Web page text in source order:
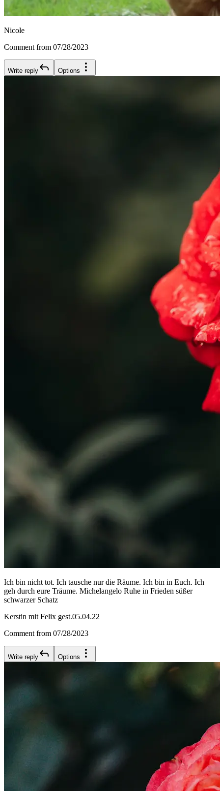
Nicole
Comment from 07/28/2023
Write reply Options
Ich bin nicht tot. Ich tausche nur die Räume. Ich bin in Euch. Ich
geh durch eure Träume. Michelangelo Ruhe in Frieden süßer
schwarzer Schatz
Kerstin mit Felix gest.05.04.22
Comment from 07/28/2023
Write reply Options